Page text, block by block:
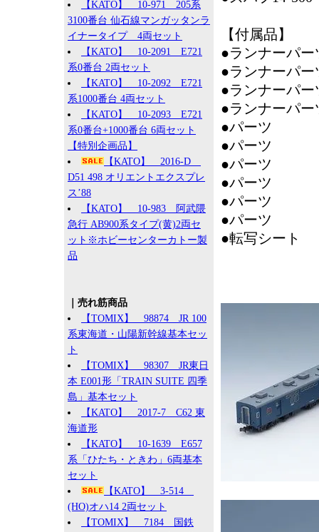
【KATO】 10-971 205系
3100番台 仙石線マンガッタンラ
イナータイプ 4両セット
【KATO】 10-2091 E721
系0番台 2両セット
【KATO】 10-2092 E721
系1000番台 4両セット
【KATO】 10-2093 E721
系0番台+1000番台 6両セット
【特別企画品】
【KATO】 2016-D
D51 498 オリエントエクスプレ
ス’88
【KATO】 10-983 阿武隈
急行 AB900系タイプ(黄)2両セ
ット※ホビーセンターカトー製
品
｜売れ筋商品
【TOMIX】 98874 JR 100
系東海道・山陽新幹線基本セッ
ト
【TOMIX】 98307 JR東日
本 E001形「TRAIN SUITE 四季
島」基本セット
【KATO】 2017-7 C62 東
海道形
【KATO】 10-1639 E657
系「ひたち・ときわ」6両基本
セット
【KATO】 3-514
(HO)オハ14 2両セット
【TOMIX】 7184 国鉄
【付属品】
●ランナーパ
●ランナーパ
●ランナーパ
●ランナーパ
●パーツ ：
●パーツ ：
●パーツ ：
●パーツ ：
●パーツ
●パーツ
●転写シー